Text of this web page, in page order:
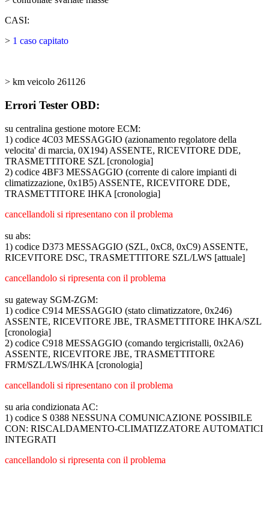
CASI:
> 1 caso capitato
> km veicolo 261126
Errori Tester OBD:
su centralina gestione motore ECM:
1) codice 4C03 MESSAGGIO (azionamento regolatore della
velocita' di marcia, 0X194) ASSENTE, RICEVITORE DDE,
TRASMETTITORE SZL [cronologia]
2) codice 4BF3 MESSAGGIO (corrente di calore impianti di
climatizzazione, 0x1B5) ASSENTE, RICEVITORE DDE,
TRASMETTITORE IHKA [cronologia]
cancellandoli si ripresentano con il problema
su abs:
1) codice D373 MESSAGGIO (SZL, 0xC8, 0xC9) ASSENTE,
RICEVITORE DSC, TRASMETTITORE SZL/LWS [attuale]
cancellandolo si ripresenta con il problema
su gateway SGM-ZGM:
1) codice C914 MESSAGGIO (stato climatizzatore, 0x246)
ASSENTE, RICEVITORE JBE, TRASMETTITORE IHKA/SZL
[cronologia]
2) codice C918 MESSAGGIO (comando tergicristalli, 0x2A6)
ASSENTE, RICEVITORE JBE, TRASMETTITORE
FRM/SZL/LWS/IHKA [cronologia]
cancellandoli si ripresentano con il problema
su aria condizionata AC:
1) codice S 0388 NESSUNA COMUNICAZIONE POSSIBILE
CON: RISCALDAMENTO-CLIMATIZZATORE AUTOMATICI
INTEGRATI
cancellandolo si ripresenta con il problema